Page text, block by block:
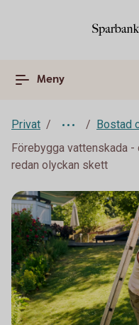
Meny
Privat
Bostad
Förebygga vattenskada -
redan olyckan skett